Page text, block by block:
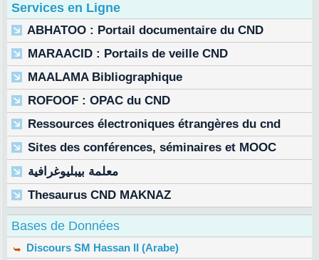
Services en Ligne
ABHATOO : Portail documentaire du CND
MARAACID : Portails de veille CND
MAALAMA Bibliographique
ROFOOF : OPAC du CND
Ressources électroniques étrangères du cnd
Sites des conférences, séminaires et MOOC
معلمة بيبليوغرافية
Thesaurus CND MAKNAZ
Bases de Données
Discours SM Hassan II (Arabe)